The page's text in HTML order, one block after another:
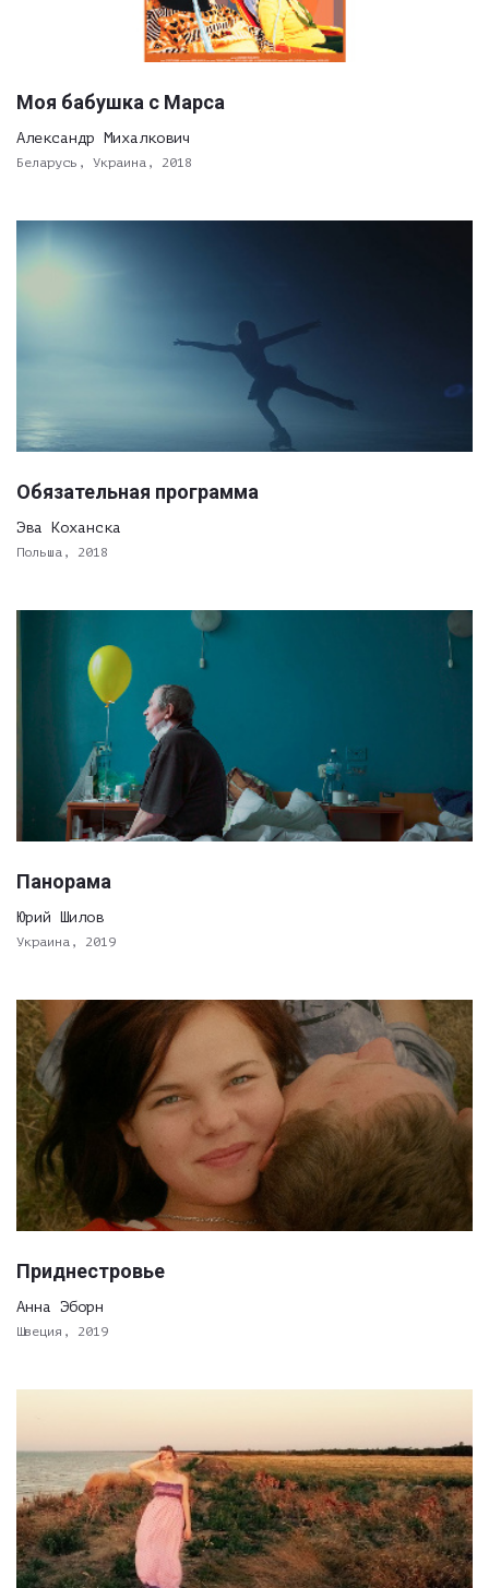
Моя бабушка с Марса
Александр Михалкович
Беларусь, Украина, 2018
Обязательная программа
Эва Коханска
Польша, 2018
Панорама
Юрий Шилов
Украина, 2019
Приднестровье
Анна Эборн
Швеция, 2019